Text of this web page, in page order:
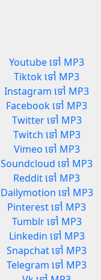
Youtube ទៅ MP3
Tiktok ទៅ MP3
Instagram ទៅ MP3
Facebook ទៅ MP3
Twitter ទៅ MP3
Twitch ទៅ MP3
Vimeo ទៅ MP3
Soundcloud ទៅ MP3
Reddit ទៅ MP3
Dailymotion ទៅ MP3
Pinterest ទៅ MP3
Tumblr ទៅ MP3
Linkedin ទៅ MP3
Snapchat ទៅ MP3
Telegram ទៅ MP3